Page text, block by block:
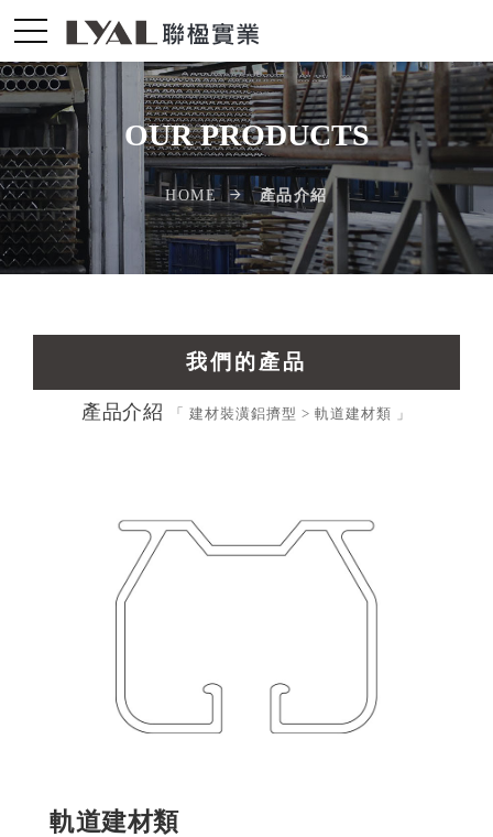
OUR PRODUCTS
HOME 產品介紹
我們的產品
交通運輸工業擠型
建材裝潢鋁擠型
通用規格鋁擠型
產品介紹 「 建材裝潢鋁擠型 > 軌道建材類 」
軌道建材類